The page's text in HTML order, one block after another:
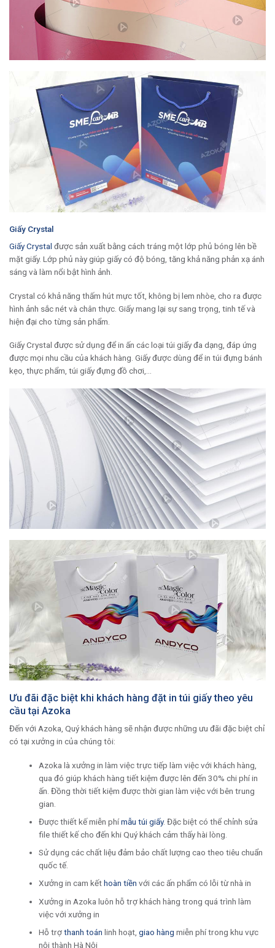
Giấy Crystal
Giấy Crystal được sản xuất bằng cách tráng một lớp phủ bóng lên bề
mặt giấy. Lớp phủ này giúp giấy có độ bóng, tăng khả năng phản xạ ánh
sáng và làm nổi bật hình ảnh.
Crystal có khả năng thấm hút mực tốt, không bị lem nhòe, cho ra được
hình ảnh sắc nét và chân thực. Giấy mang lại sự sang trọng, tinh tế và
hiện đại cho từng sản phẩm.
Giấy Crystal được sử dụng để in ấn các loại túi giấy đa dạng, đáp ứng
được mọi nhu cầu của khách hàng. Giấy được dùng để in túi đựng bánh
kẹo, thực phẩm, túi giấy đựng đồ chơi,…
Ưu đãi đặc biệt khi khách hàng đặt in túi giấy theo yêu
cầu tại Azoka
Đến với Azoka, Quý khách hàng sẽ nhận được những ưu đãi đặc biệt chỉ
có tại xưởng in của chúng tôi:
Azoka là xưởng in làm việc trực tiếp làm việc với khách hàng,
qua đó giúp khách hàng tiết kiệm được lên đến 30% chi phí in
ấn. Đồng thời tiết kiệm được thời gian làm việc với bên trung
gian.
Được thiết kế miễn phímẫu túi giấy. Đặc biệt có thể chỉnh sửa
file thiết kế cho đến khi Quý khách cảm thấy hài lòng.
Sử dụng các chất liệu đảm bảo chất lượng cao theo tiêu chuẩn
quốc tế.
Xưởng in cam kếthoàn tiền với các ấn phẩm có lỗi từ nhà in
Xưởng in Azoka luôn hỗ trợ khách hàng trong quá trình làm
việc với xưởng in
Hỗ trợthanh toán linh hoạt, giao hàng miễn phí trong khu vực
nội thành Hà Nội